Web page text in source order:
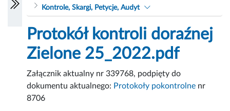
Kontrole, Skargi, Petycje, Audyt
Protokół kontroli doraźnej
Zielone 25_2022.pdf
Załącznik aktualny nr 339768, podpięty do
dokumentu aktualnego: Protokoły pokontrolne nr
8706